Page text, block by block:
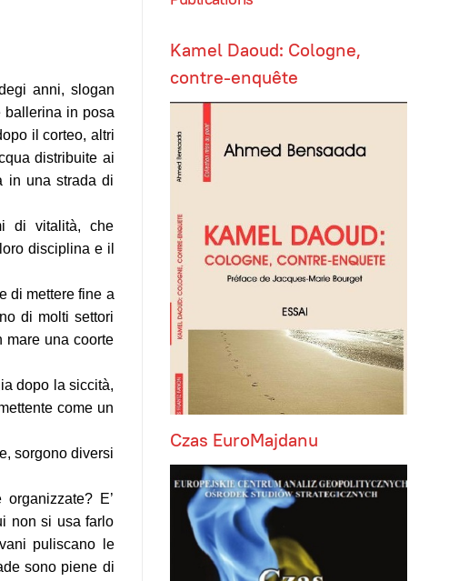
anni, slogan
ballerina in posa
il corteo, altri
distribuite ai
in una strada di
di vitalità, che
disciplina e il
di mettere fine a
di molti settori
mare una coorte
dopo la siccità,
come un
sorgono diversi
E’
non si usa farlo
puliscano le
sono piene di
Kamel Daoud: Cologne,
contre-enquête
Czas EuroMajdanu